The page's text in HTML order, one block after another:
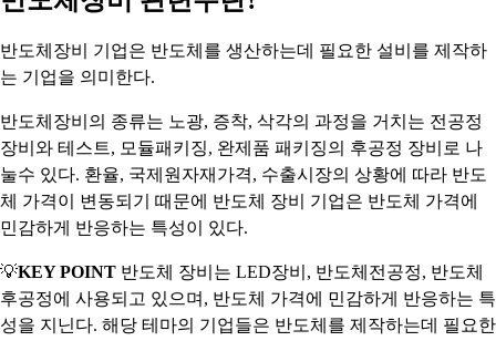
반도체장비 기업은 반도체를 생산하는데 필요한 설비를 제작하
는 기업을 의미한다.
반도체장비의 종류는 노광, 증착, 삭각의 과정을 거치는 전공정
장비와 테스트, 모듈패키징, 완제품 패키징의 후공정 장비로 나
눌수 있다. 환율, 국제원자재가격, 수출시장의 상황에 따라 반도
체 가격이 변동되기 때문에 반도체 장비 기업은 반도체 가격에
민감하게 반응하는 특성이 있다.
💡KEY POINT 반도체 장비는 LED장비, 반도체전공정, 반도체
후공정에 사용되고 있으며, 반도체 가격에 민감하게 반응하는 특
성을 지닌다. 해당 테마의 기업들은 반도체를 제작하는데 필요한